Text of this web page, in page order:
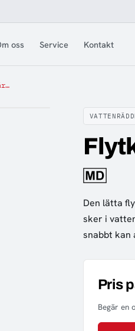
oss Service Kontakt
Flytkrage till räddningsbår gul
Den lätta
sker i
snabbt kan
Pris
Begär en